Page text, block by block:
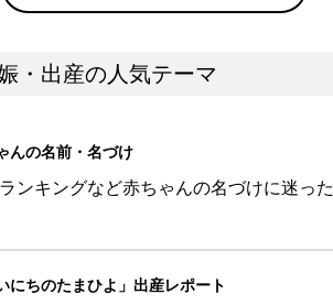
・出産の人気テーマ
んの名前・名づけ
ンキングなど赤ちゃんの名づけに迷った
にちのたまひよ」出産レポート